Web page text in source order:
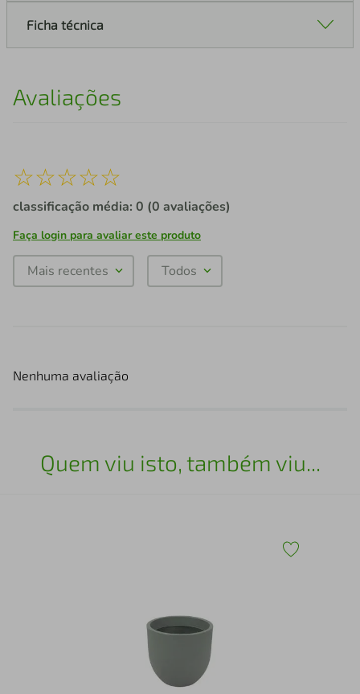
Ficha técnica
Avaliações
☆☆☆☆☆
classificação média: 0 (0 avaliações)
Faça login para avaliar este produto
Mais recentes Todos
Nenhuma avaliação
Quem viu isto, também viu...